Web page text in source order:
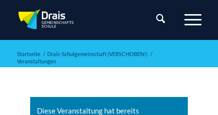
Startseite / Drais-Schulgemeinschaft (VERSCHOBEN!) /
Veranstaltungen
Diese Veranstaltung hat bereits